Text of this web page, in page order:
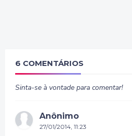
6 COMENTÁRIOS
Sinta-se à vontade para comentar!
Anônimo
27/01/2014, 11:23